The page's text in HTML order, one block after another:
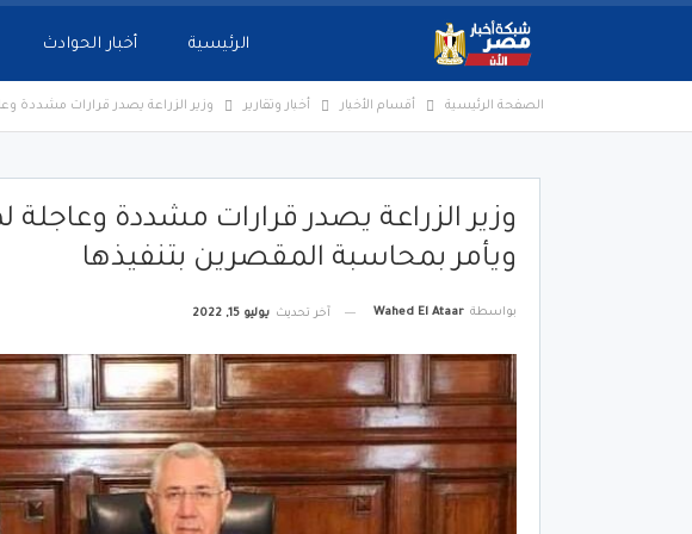
الرئيسية أخبار الحوادث
الصفحة الرئيسية أقسام الأخبار أخبار وتقارير وزير الزراعة يصدر قرارات مشددة
وزير الزراعة يصدر قرارات مشددة وعاجلة
ويأمر بمحاسبة المقصرين بتنفيذها
بواسطة Wahed El Ataar آخر تحديث يوليو 15, 2022